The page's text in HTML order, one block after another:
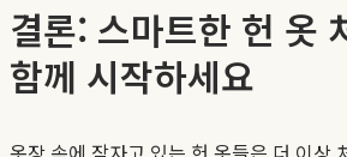
결론: 스마트한 헌 옷
함께 시작하세요